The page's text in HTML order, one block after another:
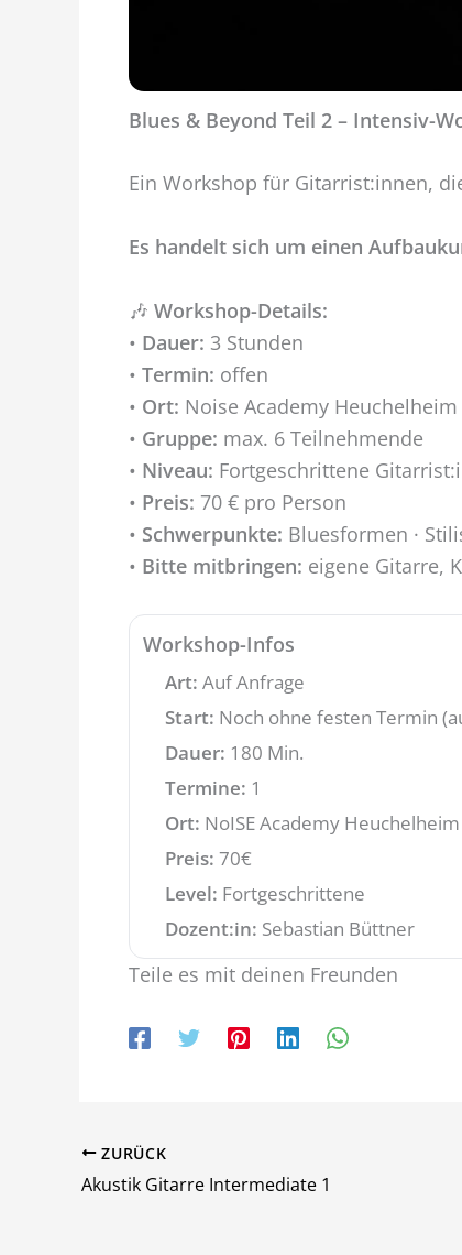
Blues & Beyond Teil 2 – Intensiv-
Ein Workshop für Gitarrist:innen,
Es handelt sich um einen
🎶 Workshop-Details:
• Dauer: 3 Stunden
• Termin: offen
• Ort: Noise Academy Heuchelheim
• Gruppe: max. 6 Teilnehmende
• Niveau: Fortgeschrittene
• Preis: 70 € pro Person
• Schwerpunkte: Bluesformen ·
• Bitte mitbringen: eigene Gitarre,
Workshop-Infos
Art: Auf Anfrage
Start: Noch ohne festen Termin
Dauer: 180 Min.
Termine: 1
Ort: NoISE Academy
Preis: 70€
Level: Fortgeschrittene
Dozent:in: Sebastian Büttner
Teile es mit deinen Freunden
ZURÜCK
Akustik Gitarre Intermediate 1